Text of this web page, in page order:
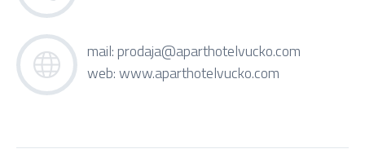
mail: prodaja@aparthotelvucko.com
web:www.aparthotelvucko.com